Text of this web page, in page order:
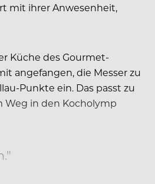
mit ihrer Anwesenheit,
Küche des Gourmet-
angefangen, die Messer zu
Punkte ein. Das passt zu
Weg in den Kocholymp